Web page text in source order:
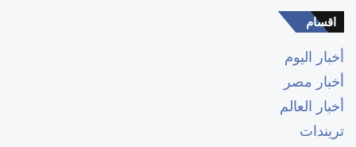
اقسام
أخبار اليوم
أخبار مصر
أخبار العالم
تريندات